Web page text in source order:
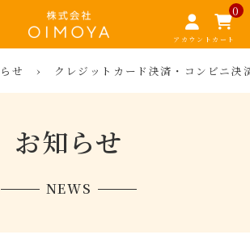
アカウント
0
カート
せ › クレジットカード決済・コンビニ決
お知らせ
NEWS